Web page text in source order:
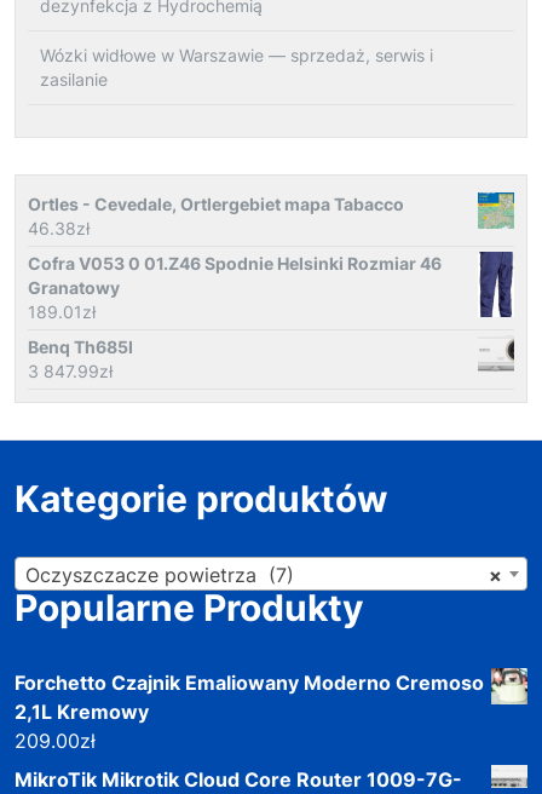
dezynfekcja z Hydrochemią
Wózki widłowe w Warszawie — sprzedaż, serwis i
zasilanie
Ortles - Cevedale, Ortlergebiet mapa Tabacco
46.38zł
Cofra V053 0 01.Z46 Spodnie Helsinki Rozmiar 46
Granatowy
189.01zł
Benq Th685I
3 847.99zł
Kategorie produktów
×
Oczyszczacze powietrza (7)
Popularne Produkty
Forchetto Czajnik Emaliowany Moderno Cremoso
2,1L Kremowy
209.00zł
MikroTik Mikrotik Cloud Core Router 1009-7G-